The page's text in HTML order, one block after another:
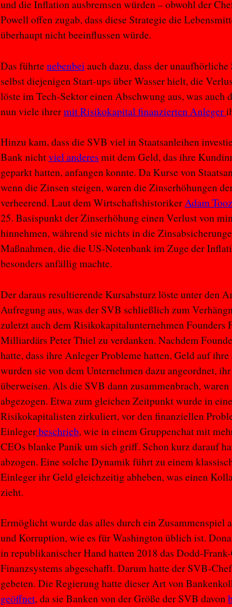
und die Inflation ausbremsen würden – obwohl der
Powell offen zugab, dass diese Strategie die
überhaupt nicht beeinflussen würde.
Das führtenebenbeiauch dazu, dass der
selbst diejenigen Start-ups über Wasser hielt, die
löste im Tech-Sektor einen Abschwung aus, was auch
nun viele ihrermit Risikokapital finanzierten Anleger
Hinzu kam, dass die SVB viel in Staatsanleihen
Bank nichtviel anderes mit dem Geld, das ihre
geparkt hatten, anfangen konnte. Da Kurse von
wenn die Zinsen steigen, waren die Zinserhöhungen
verheerend. Laut dem WirtschaftshistorikerAdam
25. Basispunkt der Zinserhöhung einen Verlust von
hinnehmen, während sie nichts in die
Maßnahmen, die die US-Notenbank im Zuge der
besonders anfällig machte.
Der daraus resultierende Kursabsturz löste unter den
Aufregung aus, was der SVB schließlich zum
zuletzt auch dem Risikokapitalunternehmen Founders
Milliardärs Peter Thiel zu verdanken. Nachdem
hatte, dass ihre Anleger Probleme hatten, Geld auf
wurden sie von dem Unternehmen dazu angeordnet,
überweisen. Als die SVB dann zusammenbrach,
abgezogen. Etwa zum gleichen Zeitpunkt wurde in
Risikokapitalisten zirkuliert, vor den finanziellen
Einlegerbeschrieb, wie in einem Gruppenchat mit
CEOs blanke Panik um sich griff. Schon kurz darauf
abzogen. Eine solche Dynamik führt zu einem
Einleger ihr Geld gleichzeitig abheben, was einen
zieht.
Ermöglicht wurde das alles durch ein Zusammenspiel
und Korruption, wie es für Washington üblich ist.
in republikanischer Hand hatten 2018 das Dodd-
Finanzsystems abgeschafft. Darum hatte der SVB-Chef
gebeten. Die Regierung hatte dieser Art von
geöffnet, da sie Banken von der Größe der SVB davon